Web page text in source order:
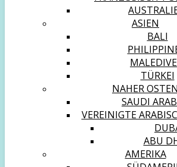
ASIEN
BALI
TÜRKEI
NAHER OSTEN
SAUDI
VEREINIGTE
ABU
AMERIKA